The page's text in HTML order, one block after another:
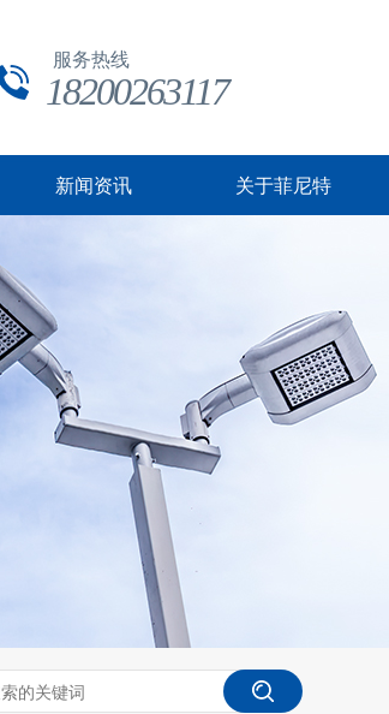
服务热线
18200263117
新闻资讯 关于菲尼特